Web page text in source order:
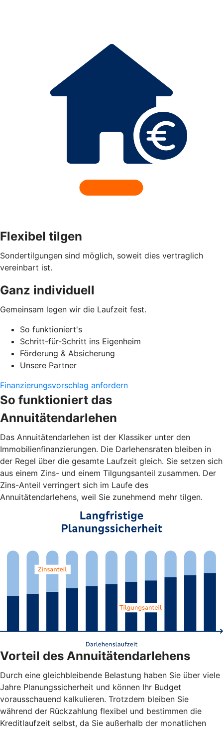
Flexibel tilgen
Sondertilgungen sind möglich, soweit dies vertraglich
vereinbart ist.
Ganz individuell
Gemeinsam legen wir die Laufzeit fest.
So funktioniert's
Schritt-für-Schritt ins Eigenheim
Förderung & Absicherung
Unsere Partner
Finanzierungsvorschlag anfordern
So funktioniert das
Annuitätendarlehen
Das Annuitätendarlehen ist der Klassiker unter den
Immobilienfinanzierungen. Die Darlehensraten bleiben in
der Regel über die gesamte Laufzeit gleich. Sie setzen sich
aus einem Zins- und einem Tilgungsanteil zusammen. Der
Zins-Anteil verringert sich im Laufe des
Annuitätendarlehens, weil Sie zunehmend mehr tilgen.
Vorteil des Annuitätendarlehens
Durch eine gleichbleibende Belastung haben Sie über viele
Jahre Planungssicherheit und können Ihr Budget
vorausschauend kalkulieren. Trotzdem bleiben Sie
während der Rückzahlung flexibel und bestimmen die
Kreditlaufzeit selbst, da Sie außerhalb der monatlichen